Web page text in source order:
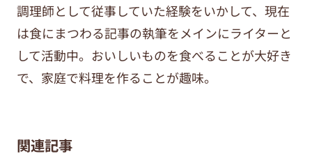
調理師として従事していた経験をいかして、現在
は食にまつわる記事の執筆をメインにライターと
して活動中。おいしいものを食べることが大好き
で、家庭で料理を作ることが趣味。
関連記事